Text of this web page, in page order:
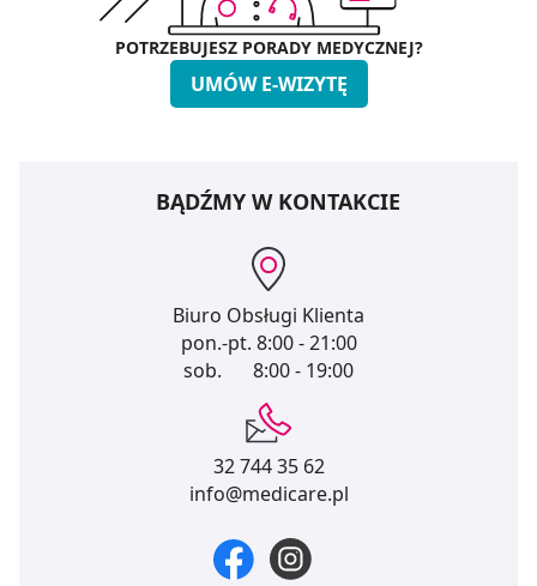
POTRZEBUJESZ PORADY MEDYCZNEJ?
UMÓW E-WIZYTĘ
BĄDŹMY W KONTAKCIE
Biuro Obsługi Klienta
pon.-pt. 8:00 - 21:00
sob.
8:00 - 19:00
32 744 35 62
info@medicare.pl